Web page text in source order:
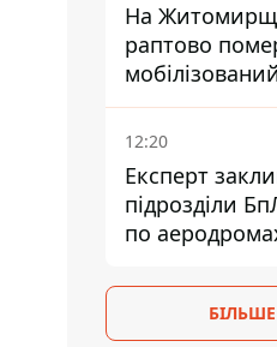
На
раптово
придатним і
зупинилося
12:20
Експерт
підрозділи
по